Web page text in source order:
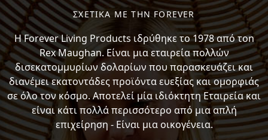
ΣΧΕΤΙΚΑ ΜΕ ΤΗΝ FOREVER
H Forever Living Products ιδρύθηκε το 1978 από τon
Rex Maughan. Είναι μια εταιρεία πολλών
δισεκατομμυρίων δολαρίων που παρασκευάζει και
διανέμει εκατοντάδες προϊόντα ευεξίας και ομορφιάς
σε όλο τον κόσμο. Αποτελεί μία ιδιόκτητη Εταιρεία και
είναι κάτι πολλά περισσότερο από μια απλή
επιχείρηση - Είναι μια οικογένεια.